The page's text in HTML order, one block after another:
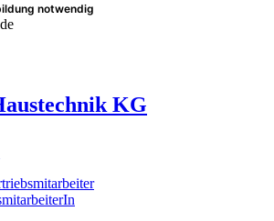
notwendig
KG